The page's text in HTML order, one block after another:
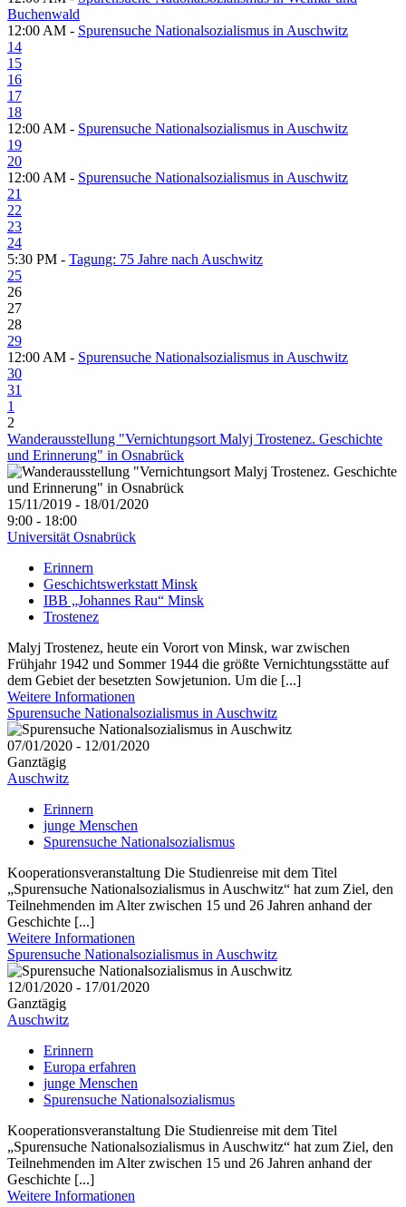
Buchenwald
12:00 AM - Spurensuche Nationalsozialismus in Auschwitz
14
15
16
17
18
12:00 AM - Spurensuche Nationalsozialismus in Auschwitz
19
20
12:00 AM - Spurensuche Nationalsozialismus in Auschwitz
21
22
23
24
5:30 PM - Tagung: 75 Jahre nach Auschwitz
25
26
27
28
29
12:00 AM - Spurensuche Nationalsozialismus in Auschwitz
30
31
1
2
Wanderausstellung "Vernichtungsort Malyj Trostenez. Geschichte
und Erinnerung" in Osnabrück
15/11/2019 - 18/01/2020
9:00 - 18:00
Universität Osnabrück
Erinnern
Geschichtswerkstatt Minsk
IBB „Johannes Rau“ Minsk
Trostenez
Malyj Trostenez, heute ein Vorort von Minsk, war zwischen
Frühjahr 1942 und Sommer 1944 die größte Vernichtungsstätte auf
dem Gebiet der besetzten Sowjetunion. Um die [...]
Weitere Informationen
Spurensuche Nationalsozialismus in Auschwitz
07/01/2020 - 12/01/2020
Ganztägig
Auschwitz
Erinnern
junge Menschen
Spurensuche Nationalsozialismus
Kooperationsveranstaltung Die Studienreise mit dem Titel
„Spurensuche Nationalsozialismus in Auschwitz“ hat zum Ziel, den
Teilnehmenden im Alter zwischen 15 und 26 Jahren anhand der
Geschichte [...]
Weitere Informationen
Spurensuche Nationalsozialismus in Auschwitz
12/01/2020 - 17/01/2020
Ganztägig
Auschwitz
Erinnern
Europa erfahren
junge Menschen
Spurensuche Nationalsozialismus
Kooperationsveranstaltung Die Studienreise mit dem Titel
„Spurensuche Nationalsozialismus in Auschwitz“ hat zum Ziel, den
Teilnehmenden im Alter zwischen 15 und 26 Jahren anhand der
Geschichte [...]
Weitere Informationen